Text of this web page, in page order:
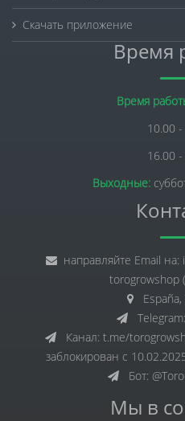
Скачать приложение
Время
Время
10.00
16.00
Выходные:
направляйте Email на:
torogrowshop
España,
Канал: t.me/
заблокирован с
Бот:
Мы в